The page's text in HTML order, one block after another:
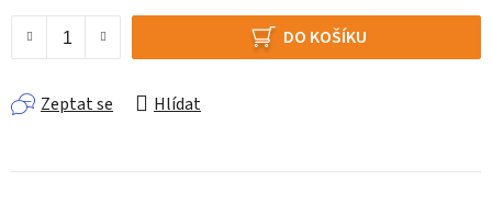
DO KOŠÍKU
Zeptat se Hlídat